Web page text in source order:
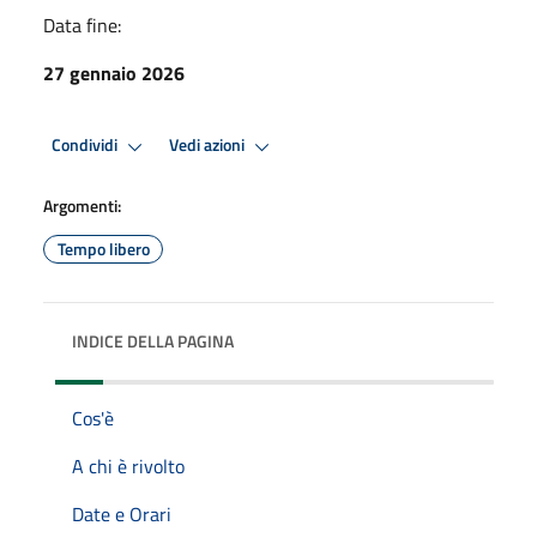
Data fine:
27 gennaio 2026
Condividi Vedi azioni
Argomenti:
Tempo libero
INDICE DELLA PAGINA
Cos'è
A chi è rivolto
Date e Orari